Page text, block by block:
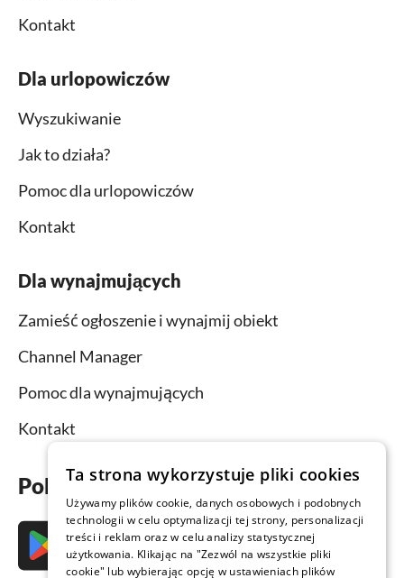
Kontakt
Dla urlopowiczów
Wyszukiwanie
Jak to działa?
Pomoc dla urlopowiczów
Kontakt
Dla wynajmujących
Zamieść ogłoszenie i wynajmij obiekt
Channel Manager
Pomoc dla wynajmujących
Kontakt
Pobierz aplikację już teraz
Ta strona wykorzystuje pliki cookies
Używamy plików cookie, danych osobowych i podobnych
technologii w celu optymalizacji tej strony, personalizacji
treści i reklam oraz w celu analizy statystycznej
użytkowania. Klikając na "Zezwól na wszystkie pliki
cookie" lub wybierając opcję w ustawieniach plików